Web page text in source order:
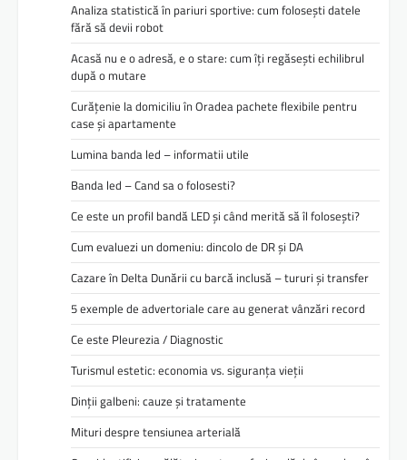
Analiza statistică în pariuri sportive: cum folosești datele
fără să devii robot
Acasă nu e o adresă, e o stare: cum îți regăsești echilibrul
după o mutare
Curățenie la domiciliu în Oradea pachete flexibile pentru
case și apartamente
Lumina banda led – informatii utile
Banda led – Cand sa o folosesti?
Ce este un profil bandă LED și când merită să îl folosești?
Cum evaluezi un domeniu: dincolo de DR și DA
Cazare în Delta Dunării cu barcă inclusă – tururi și transfer
5 exemple de advertoriale care au generat vânzări record
Ce este Pleurezia / Diagnostic
Turismul estetic: economia vs. siguranța vieții
Dinții galbeni: cauze și tratamente
Mituri despre tensiunea arterială